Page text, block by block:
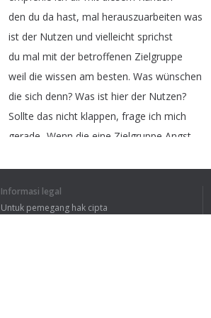
den du da hast, mal herauszuarbeiten was
ist der Nutzen und vielleicht sprichst
du mal mit der betroffenen Zielgruppe
weil die wissen am besten. Was wünschen
die sich denn? Was ist hier der Nutzen?
Sollte das nicht klappen, frage ich mich
gerade -Wenn die eine Zielgruppe Angst
Augenärzten
Informasi legal
Untuk pemegang hak cipta